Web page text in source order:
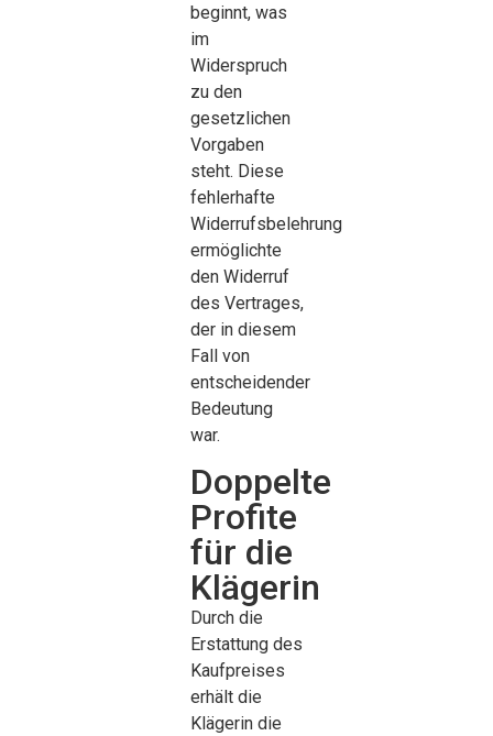
beginnt, was
im
Widerspruch
zu den
gesetzlichen
Vorgaben
steht. Diese
fehlerhafte
Widerrufsbelehrung
ermöglichte
den Widerruf
des Vertrages,
der in diesem
Fall von
entscheidender
Bedeutung
war.
Doppelte
Profite
für die
Klägerin
Durch die
Erstattung des
Kaufpreises
erhält die
Klägerin die